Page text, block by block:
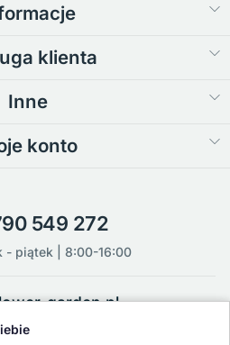
klienta
Inne
konto
549 272
- piątek | 8:00-16:00
garden.pl